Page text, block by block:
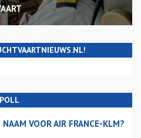
POLL
VOOR AIR FRANCE-KLM?